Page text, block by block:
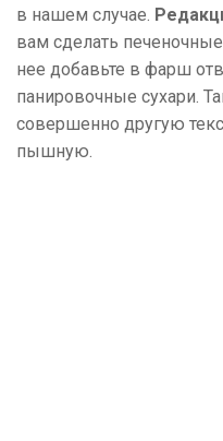
в нашем случае.
вам сделать
нее добавьте в фарш
панировочные сухари.
совершенно другую
пышную.